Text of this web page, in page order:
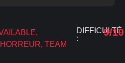
,
HORREUR, TEAM
DIFFICULTÉ
:
9/10